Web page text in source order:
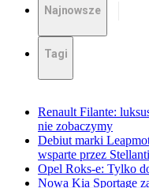
Najnowsze
Tagi
Renault Filante:
nie zobaczymy
Debiut marki
wsparte przez
Opel Roks-e: Tylko
Nowa Kia Sportage